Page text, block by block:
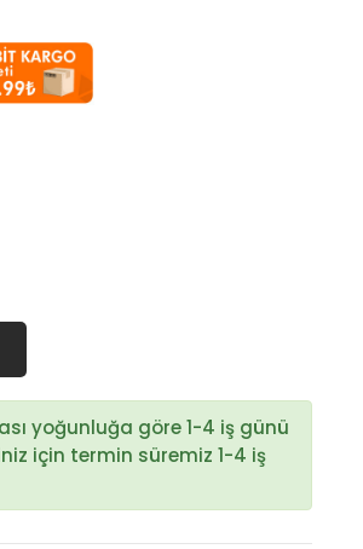
yoğunluğa göre 1-4 iş günü
için termin süremiz 1-4 iş